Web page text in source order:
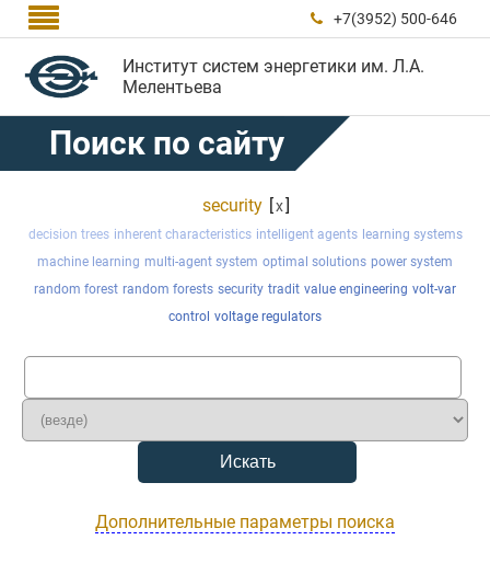
  +7(3952) 500-646
Институт систем энергетики им. Л.А.
Мелентьева
Поиск по сайту
security [x]
decision trees inherent characteristics intelligent agents learning systems
machine learning multi-agent system optimal solutions power system
random forest random forests security tradit value engineering volt-var
control voltage regulators
Дополнительные параметры поиска